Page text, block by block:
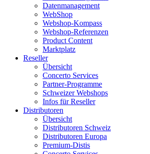
Datenmanagement
WebShop
Webshop-Kompass
Webshop-Referenzen
Product Content
Marktplatz
Reseller
Übersicht
Concerto Services
Partner-Programme
Schweizer Webshops
Infos für Reseller
Distributoren
Übersicht
Distributoren Schweiz
Distributoren Europa
Premium-Distis